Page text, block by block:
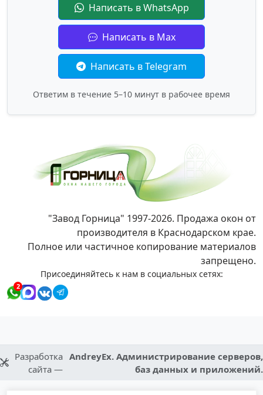
Написать в WhatsApp
Написать в Max
Написать в Telegram
Ответим в течение 5–10 минут в рабочее время
"Завод Горница" 1997-2026. Продажа окон от
производителя в Краснодарском крае.
Полное или частичное копирование материалов
запрещено.
Присоединяйтесь к нам в социальных сетях:
2
Разработка
сайта —
AndreyEx. Администрирование серверов,
баз данных и приложений.